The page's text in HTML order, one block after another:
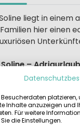
liegt in einem
hier einen
–
unverfälschte
sich im Meer
So macht das
weil kein
platzieren,
Inhalte anzuzeigen und
Für weitere
die Einstellungen.